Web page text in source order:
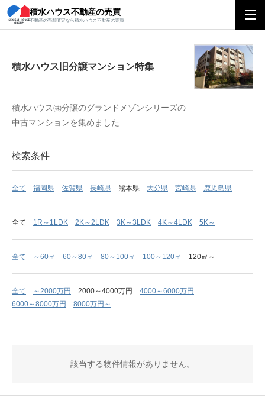
積水ハウス不動産の売買
不動産の売却査定なら積水ハウス不動産の売買
積水ハウス旧分譲マンション特集
積水ハウス旧分譲マンション特集
積水ハウス㈱分譲のグランドメゾンシリーズの
中古マンションを集めました
検索条件
全て 福岡県 佐賀県 長崎県 熊本県 大分県 宮崎県 鹿児島県
全て 1R～1LDK 2K～2LDK 3K～3LDK 4K～4LDK 5K～
全て ～60㎡ 60～80㎡ 80～100㎡ 100～120㎡ 120㎡～
全て ～2000万円 2000～4000万円
4000～6000万円
6000～8000万円
8000万円～
該当する物件情報がありません。